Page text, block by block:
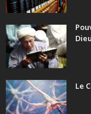
Le